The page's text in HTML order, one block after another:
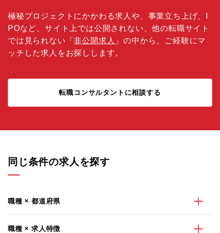
極秘プロジェクトにかかわる求人や、事業立ち上げ、I
POなど、サイト上では公開されない、他の転職サイト
では見られない「非公開求人 」の中から、ご経験にマ
ッチした求人をお探しします。
転職コンサルタントに相談する
同じ条件の求人を探す
職種 × 都道府県
職種 × 求人特徴